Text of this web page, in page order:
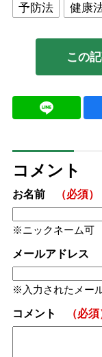
予防法 健康
この
コメント
お名前 （必須）
ニックネーム可
メールアドレス
入力されたメー
コメント （必須